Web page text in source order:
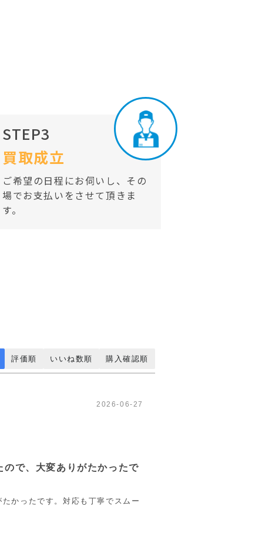
STEP3
買取成立
ご希望の日程にお伺いし、その
場でお支払いをさせて頂きま
す。
評価順 いいね数順 購入確認順
2026-06-27
で、大変ありがたかったで
かったです。対応も丁寧でスムー